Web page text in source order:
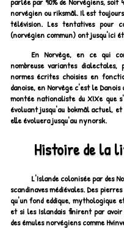
norvégien ou riksmål. Il est
télévision. Les tentatives pour
(norvégien commun) ont jusqu'ici
En Norvège, en ce qui
nombreuse variantes
normes écrites choisies en
danoise, en Norvège c'est le
montée nationaliste du XIXe que
évoluant jusqu'au bokmål actuel,
elle évoluera jusqu'au nynorsk.
Histoire de la
L'Islande colonisée par des
scandinaves médiévales. Des
qu'un fond eddique, mythologique
et si les Islandais finirent par
des émules norvégiens comme